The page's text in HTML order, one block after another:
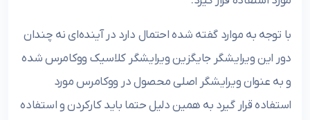
با توجه به موارد گفته شده احتمال دارد در آینده‌ای نه چندان
دور این ویرایشگر جایگزین ویرایشگر کلاسیک ووکامرس شده
و به عنوان ویرایشگر اصلی محصول در ووکامرس مورد
استفاده قرار گیرد به همین دلیل حتما باید کارکردن و استفاده